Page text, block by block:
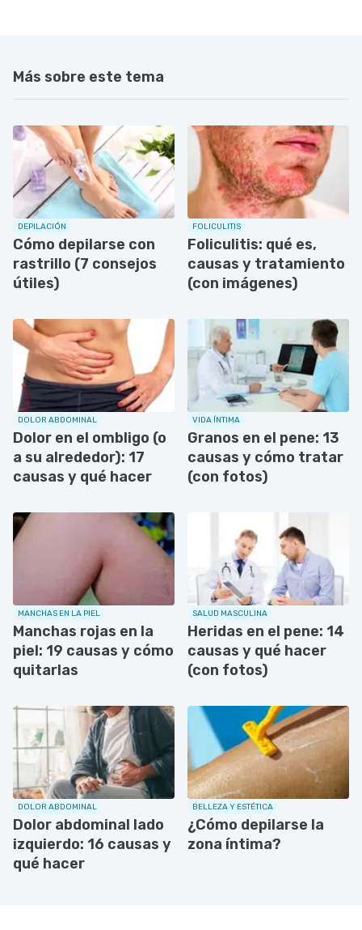
Más sobre este tema
DEPILACIÓN
Cómo depilarse con
rastrillo (7 consejos
útiles)
FOLICULITIS
Foliculitis: qué es,
causas y tratamiento
(con imágenes)
DOLOR ABDOMINAL
Dolor en el ombligo (o
a su alrededor): 17
causas y qué hacer
VIDA ÍNTIMA
Granos en el pene: 13
causas y cómo tratar
(con fotos)
MANCHAS EN LA PIEL
Manchas rojas en la
piel: 19 causas y cómo
quitarlas
SALUD MASCULINA
Heridas en el pene: 14
causas y qué hacer
(con fotos)
DOLOR ABDOMINAL
Dolor abdominal lado
izquierdo: 16 causas y
qué hacer
BELLEZA Y ESTÉTICA
¿Cómo depilarse la
zona íntima?